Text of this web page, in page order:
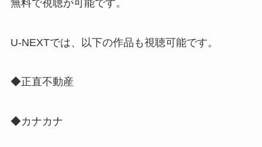
無料で視聴が可能です。
U-NEXTでは、以下の作品も視聴可能です。
◆正直不動産
◆カナカナ